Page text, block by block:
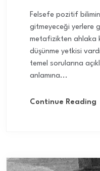
Felsefe pozitif
gitmeyeceği yerlere
metafizikten ahlaka
düşünme yetkisi
temel sorularına
anlamına...
Continue Reading